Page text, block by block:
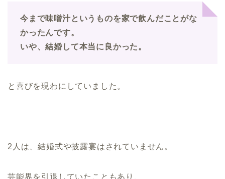
今まで味噌汁というものを家で飲んだことがな
かったんです。
いや、結婚して本当に良かった。
と喜びを現わにしていました。
2人は、結婚式や披露宴はされていません。
芸能界を引退していたこともあり、